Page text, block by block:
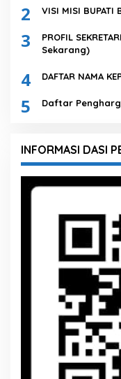
2 VISI MISI BUPATI
3
PROFIL
Sekarang)
4 DAFTAR NAMA
5 Daftar
INFORMASI DASI